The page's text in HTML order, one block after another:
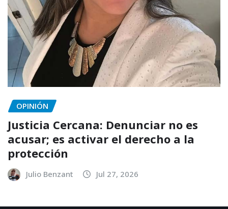
OPINIÓN
Justicia Cercana: Denunciar no es
acusar; es activar el derecho a la
protección
Julio Benzant Jul 27, 2026